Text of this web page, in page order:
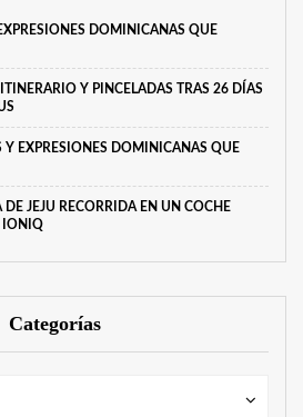
DOMINICANAS QUE
ITINERARIO Y PINCELADAS TRAS 26 DÍAS
Y EXPRESIONES DOMINICANAS QUE
DE JEJU RECORRIDA EN UN COCHE
IONIQ
Categorías